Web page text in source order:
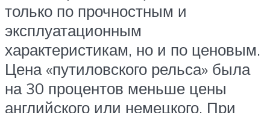
только по прочностным и
эксплуатационным
характеристикам, но и по ценовым.
Цена «путиловского рельса» была
на 30 процентов меньше цены
английского или немецкого. При